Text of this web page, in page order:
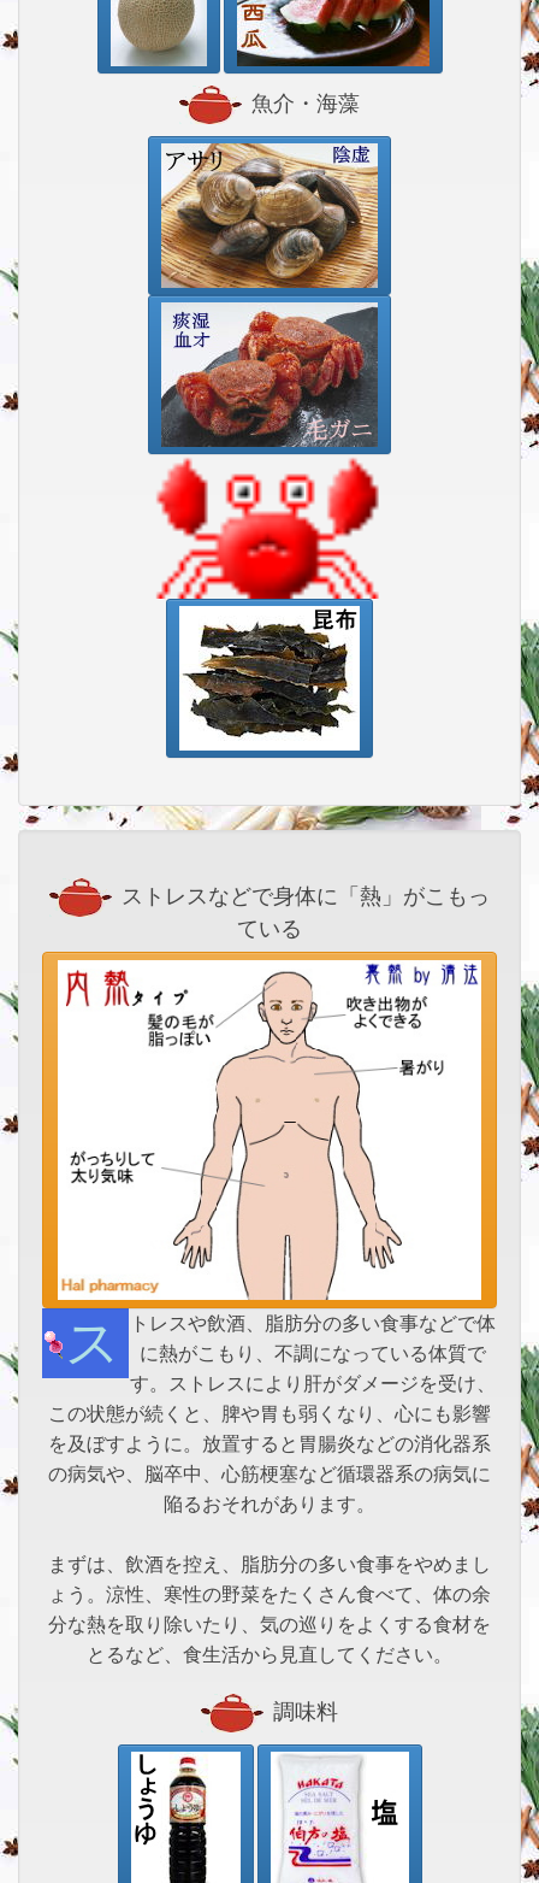
魚介・海藻
ストレスなどで身体に「熱」がこもっ
ている
ストレスや飲酒、脂肪分の多い食事などで体
に熱がこもり、不調になっている体質で
す。ストレスにより肝がダメージを受け、
この状態が続くと、脾や胃も弱くなり、心にも影響
を及ぼすように。放置すると胃腸炎などの消化器系
の病気や、脳卒中、心筋梗塞など循環器系の病気に
陥るおそれがあります。
まずは、飲酒を控え、脂肪分の多い食事をやめまし
ょう。涼性、寒性の野菜をたくさん食べて、体の余
分な熱を取り除いたり、気の巡りをよくする食材を
とるなど、食生活から見直してください。
調味料